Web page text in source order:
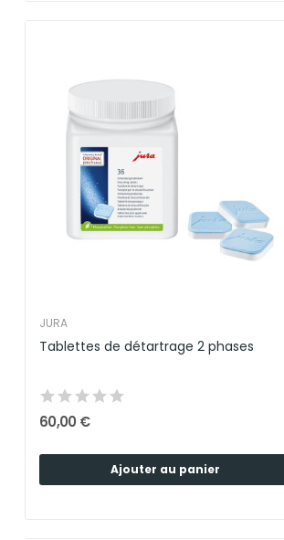
JURA
Tablettes de détartrage 2 phases
60,00 €
Ajouter au panier